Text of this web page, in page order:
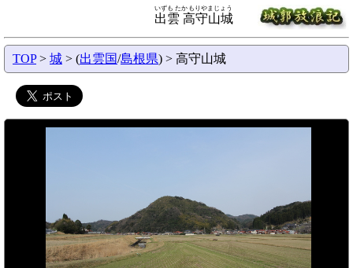
出雲 高守山城
いずも たかもりやまじょう
TOP> 城 > (出雲国/島根県) > 高守山城